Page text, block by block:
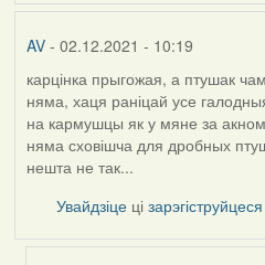
AV- 02.12.2021 - 10:19
карцінка прыгожая, а птушак
няма, хаця раніцай усе
на кармушцы як у мяне за
няма сховішча для дробных
нешта не так...
Увайдзіце цізарэгіструйцеся